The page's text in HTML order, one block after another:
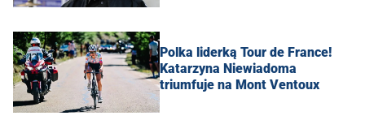
Polka liderką Tour de France!
Katarzyna Niewiadoma
triumfuje na Mont Ventoux